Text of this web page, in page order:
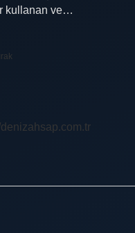
kullanan ve…
denizahsap.com.tr